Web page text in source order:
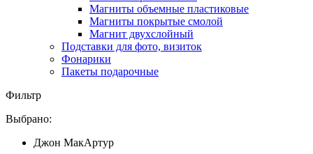
Магниты объемные пластиковые
Магниты покрытые смолой
Магнит двухслойный
Подставки для фото, визиток
Фонарики
Пакеты подарочные
Фильтр
Выбрано:
Джон МакАртур